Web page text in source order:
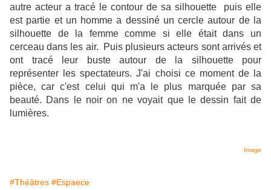
autre acteur a tracé le contour de sa silhouette puis elle
est partie et un homme a dessiné un cercle autour de la
silhouette de la femme comme si elle était dans un
cerceau dans les air. Puis plusieurs acteurs sont arrivés et
ont tracé leur buste autour de la silhouette pour
représenter les spectateurs. J'ai choisi ce moment de la
pièce, car c'est celui qui m'a le plus marquée par sa
beauté. Dans le noir on ne voyait que le dessin fait de
lumières.
Image
#Théâtres #Espaece